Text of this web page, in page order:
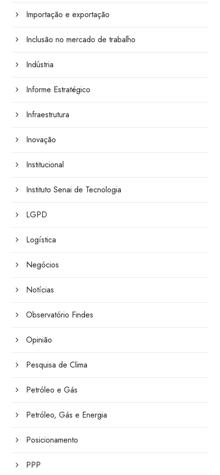
Importação e exportação
Inclusão no mercado de trabalho
Indústria
Informe Estratégico
Infraestrutura
Inovação
Institucional
Instituto Senai de Tecnologia
LGPD
Logística
Negócios
Notícias
Observatório Findes
Opinião
Pesquisa de Clima
Petróleo e Gás
Petróleo, Gás e Energia
Posicionamento
PPP